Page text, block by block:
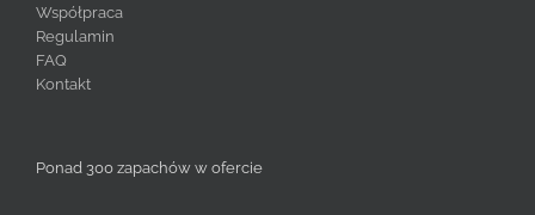
Współpraca
Regulamin
FAQ
Kontakt
Ponad 300 zapachów w ofercie